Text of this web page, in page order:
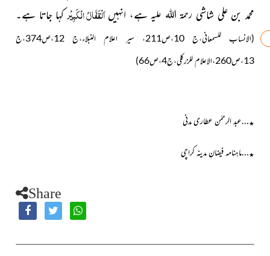
محمد بن علی شاشی رحمۃ اللہ علیہ ہے، انہیںاَلْقَفَّالُ الْکَبِیْرکہا جاتا ہے۔
(الانساب للسمعانی،ج 10،ص211، سیر اعلام النبلاء،ج 12،ص374،ج
13،ص260،الاعلام للزرکلی،ج4،ص66)
٭…عبد الرحمٰن عطاری مدنی
٭…ماہنامہ فیضانِ مدینہ کراچی
Share